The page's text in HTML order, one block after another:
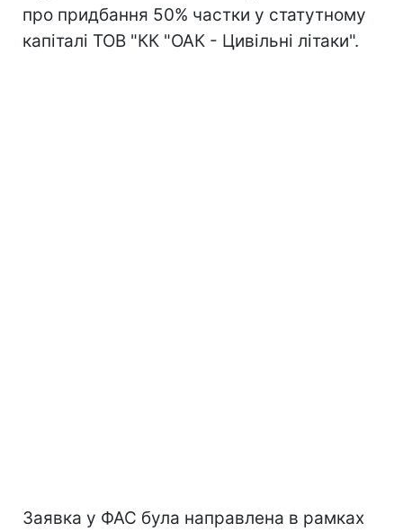
про придбання 50% частки у статутному
капіталі ТОВ "КК "ОАК - Цивільні літаки".
Заявка у ФАС була направлена ​​в рамках